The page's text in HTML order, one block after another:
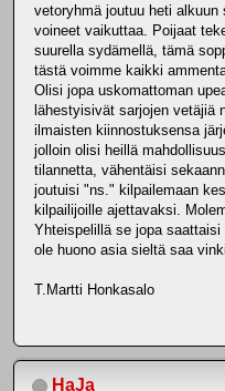
vetoryhmä joutuu heti
voineet vaikuttaa. Poijaat
suurella sydämellä, tämä
tästä voimme kaikki
Olisi jopa uskomattoman
lähestyisivät sarjojen vetäjiä
ilmaisten kiinnostuksensa
jolloin olisi heillä
tilannetta, vähentäisi
joutuisi "ns." kilpailemaan
kilpailijoille ajettavaksi.
Yhteispelillä se jopa
ole huono asia sieltä saa
T.Martti Honkasalo
HaJa